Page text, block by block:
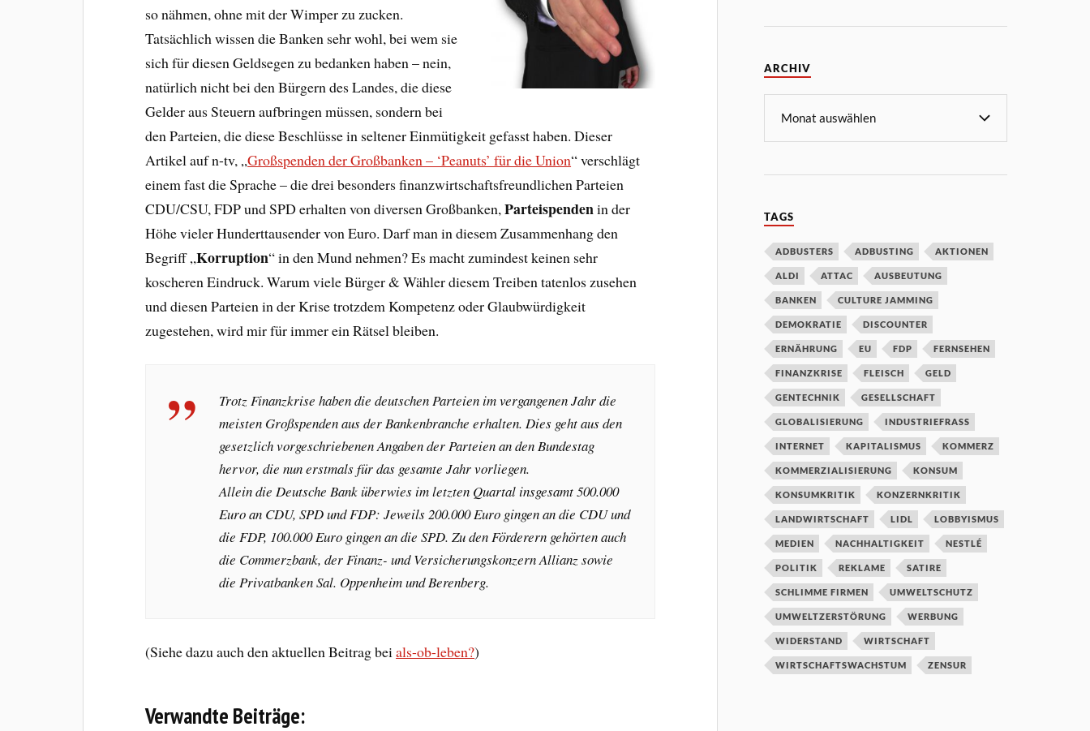
so nähmen, ohne mit der Wimper zu zucken.
Tatsächlich wissen die Banken sehr wohl, bei wem sie
sich für diesen Geldsegen zu bedanken haben – nein,
natürlich nicht bei den Bürgern des Landes, die diese
Gelder aus Steuern aufbringen müssen, sondern bei
den Parteien, die diese Beschlüsse in seltener Einmütigkeit gefasst haben. Dieser
Artikel auf n-tv, „Großspenden der Großbanken – ‘Peanuts’ für die Union“ verschlägt
einem fast die Sprache – die drei besonders finanzwirtschaftsfreundlichen Parteien
CDU/CSU, FDP und SPD erhalten von diversen Großbanken,Parteispendenin der
Höhe vieler Hunderttausender von Euro. Darf man in diesem Zusammenhang den
Begriff „Korruption“ in den Mund nehmen? Es macht zumindest keinen sehr
koscheren Eindruck. Warum viele Bürger & Wähler diesem Treiben tatenlos zusehen
und diesen Parteien in der Krise trotzdem Kompetenz oder Glaubwürdigkeit
zugestehen, wird mir für immer ein Rätsel bleiben.
Trotz Finanzkrise haben die deutschen Parteien im vergangenen Jahr die
meisten Großspenden aus der Bankenbranche erhalten. Dies geht aus den
gesetzlich vorgeschriebenen Angaben der Parteien an den Bundestag
hervor, die nun erstmals für das gesamte Jahr vorliegen.
Allein die Deutsche Bank überwies im letzten Quartal insgesamt 500.000
Euro an CDU, SPD und FDP: Jeweils 200.000 Euro gingen an die CDU und
die FDP, 100.000 Euro gingen an die SPD. Zu den Förderern gehörten auch
die Commerzbank, der Finanz- und Versicherungskonzern Allianz sowie
die Privatbanken Sal. Oppenheim und Berenberg.
(Siehe dazu auch den aktuellen Beitrag beials-ob-leben?)
Verwandte Beiträge:
ARCHIV
TAGS
ADBUSTERS ADBUSTING AKTIONEN
ALDI ATTAC AUSBEUTUNG
BANKEN CULTURE JAMMING
DEMOKRATIE DISCOUNTER
ERNÄHRUNG EU FDP FERNSEHEN
FINANZKRISE FLEISCH GELD
GENTECHNIK GESELLSCHAFT
GLOBALISIERUNG INDUSTRIEFRASS
INTERNET KAPITALISMUS KOMMERZ
KOMMERZIALISIERUNG KONSUM
KONSUMKRITIK KONZERNKRITIK
LANDWIRTSCHAFT LIDL LOBBYISMUS
MEDIEN NACHHALTIGKEIT NESTLÉ
POLITIK REKLAME SATIRE
SCHLIMME FIRMEN UMWELTSCHUTZ
UMWELTZERSTÖRUNG WERBUNG
WIDERSTAND WIRTSCHAFT
WIRTSCHAFTSWACHSTUM ZENSUR